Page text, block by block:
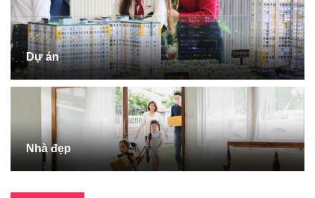
Dự án
Nhà đẹp